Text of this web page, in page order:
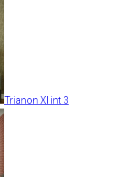
Trianon XI int 3